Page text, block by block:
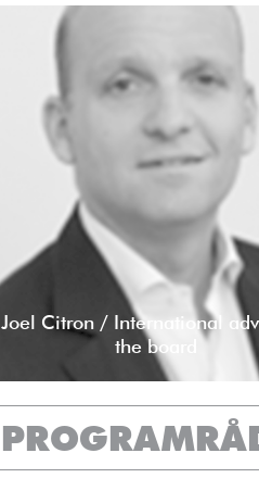
Joel Citron / International
the board